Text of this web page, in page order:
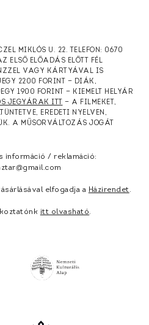
MIKLÓS U. 22. TELEFON: 0670
ELSŐ ELŐADÁS ELŐTT FÉL
VAGY KÁRTYÁVAL IS
2200 FORINT — DIÁK,
1900 FORINT — KIEMELT HELYÁR
JEGYÁRAK ITT
— A FILMEKET,
EREDETI NYELVEN,
A MŰSORVÁLTOZÁS JOGÁT
információ / reklamáció:
elfogadja a Házirendet.
itt olvasható.